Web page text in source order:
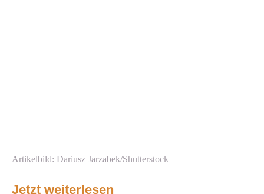
Artikelbild: Dariusz Jarzabek/Shutterstock
Jetzt weiterlesen